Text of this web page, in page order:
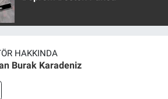
HAKKINDA
Burak Karadeniz